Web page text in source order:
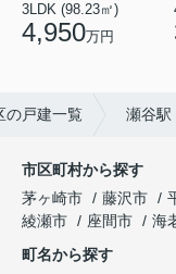
3LDK (98.23㎡)
4,950万円
の戸建一覧 瀬谷駅
市区町村から探す
茅ヶ崎市
藤沢市
綾瀬市
座間市 海
町名から探す